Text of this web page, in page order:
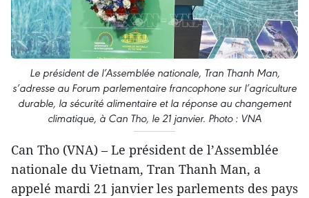
Le président de l’Assemblée nationale, Tran Thanh Man,
s’adresse au Forum parlementaire francophone sur l’agriculture
durable, la sécurité alimentaire et la réponse au changement
climatique, à Can Tho, le 21 janvier. Photo : VNA
Can Tho (VNA) – Le président de l’Assemblée
nationale du Vietnam, Tran Thanh Man, a
appelé mardi 21 janvier les parlements des pays